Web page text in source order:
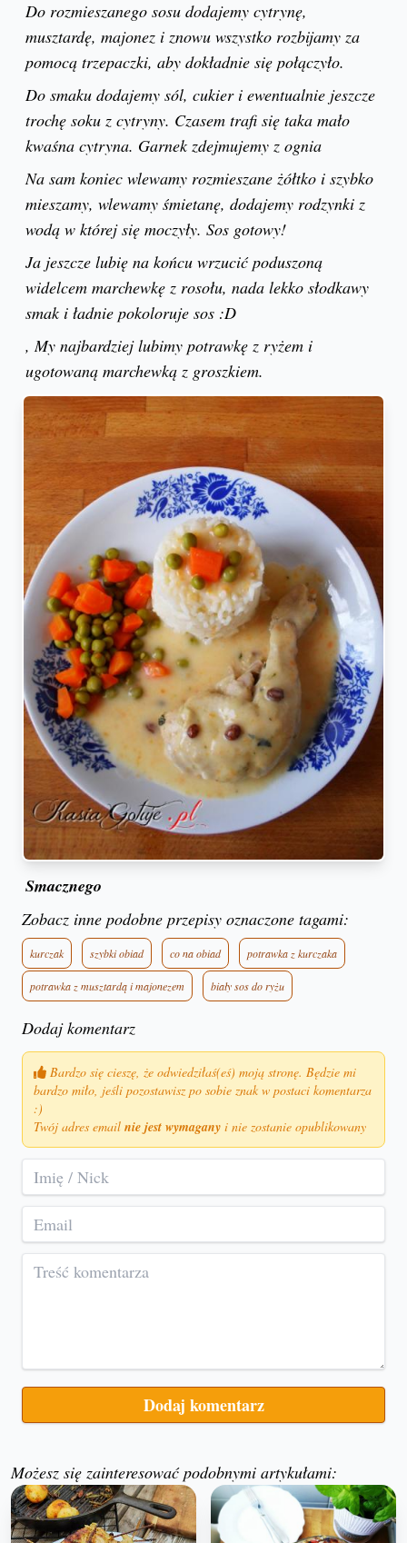
Do rozmieszanego sosu dodajemy cytrynę,
musztardę, majonez i znowu wszystko rozbijamy za
pomocą trzepaczki, aby dokładnie się połączyło.
Do smaku dodajemy sól, cukier i ewentualnie jeszcze
trochę soku z cytryny. Czasem trafi się taka mało
kwaśna cytryna. Garnek zdejmujemy z ognia
Na sam koniec wlewamy rozmieszane żółtko i szybko
mieszamy, wlewamy śmietanę, dodajemy rodzynki z
wodą w której się moczyły. Sos gotowy!
Ja jeszcze lubię na końcu wrzucić poduszoną
widelcem marchewkę z rosołu, nada lekko słodkawy
smak i ładnie pokoloruje sos :D
, My najbardziej lubimy potrawkę z ryżem i
ugotowaną marchewką z groszkiem.
Smacznego
Zobacz inne podobne przepisy oznaczone tagami:
kurczak szybki obiad co na obiad potrawka z kurczaka
potrawka z musztardą i majonezem biały sos do ryżu
Dodaj komentarz
Bardzo się cieszę, że odwiedziłaś(eś) moją stronę. Będzie mi
bardzo miło, jeśli pozostawisz po sobie znak w postaci komentarza
:)
Twój adres email nie jest wymagany i nie zostanie opublikowany
Możesz się zainteresować podobnymi artykułami: